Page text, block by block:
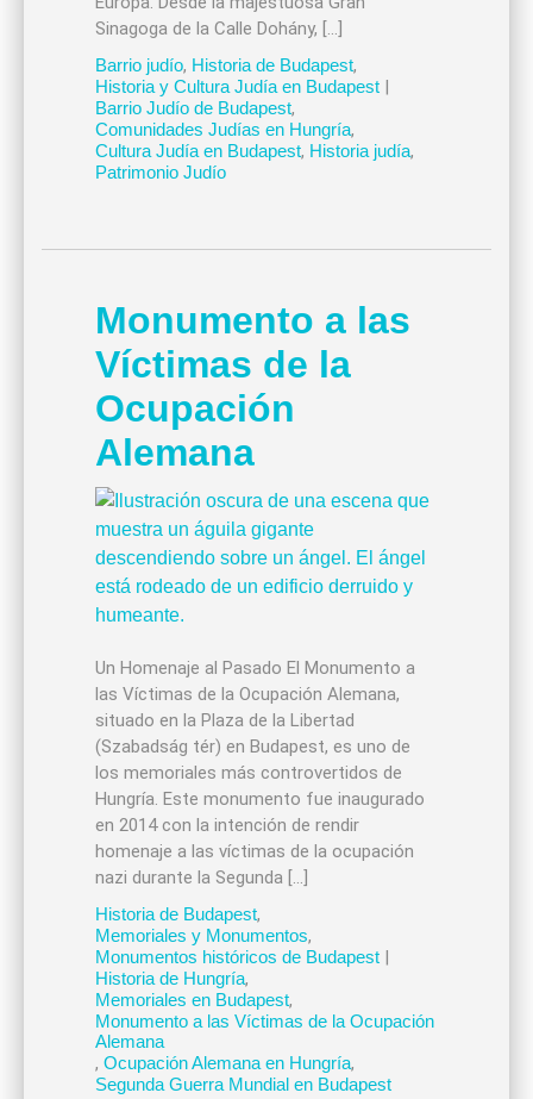
Sinagoga de la Calle Dohány, […]
Barrio judío, Historia de Budapest,
Historia y Cultura Judía en Budapest|
Barrio Judío de Budapest,
Comunidades Judías en Hungría,
Cultura Judía en Budapest, Historia judía,
Patrimonio Judío
Monumento a las
Víctimas de la
Ocupación
Alemana
Un Homenaje al Pasado El Monumento a
las Víctimas de la Ocupación Alemana,
situado en la Plaza de la Libertad
(Szabadság tér) en Budapest, es uno de
los memoriales más controvertidos de
Hungría. Este monumento fue inaugurado
en 2014 con la intención de rendir
homenaje a las víctimas de la ocupación
nazi durante la Segunda […]
Historia de Budapest,
Memoriales y Monumentos,
Monumentos históricos de Budapest|
Historia de Hungría,
Memoriales en Budapest,
Monumento a las Víctimas de la Ocupación
Alemana
, Ocupación Alemana en Hungría,
Segunda Guerra Mundial en Budapest